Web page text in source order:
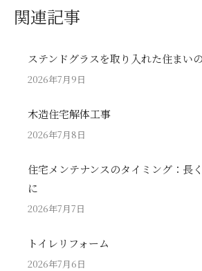
関連記事
ステンドグラスを取り入れた住まい
2026年7月9日
木造住宅解体工事
2026年7月8日
住宅メンテナンスのタイミング：長
に
2026年7月7日
トイレリフォーム
2026年7月6日